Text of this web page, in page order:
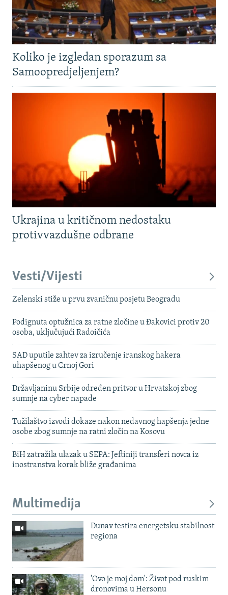
Koliko je izgledan sporazum sa
Samoopredjeljenjem?
Ukrajina u kritičnom nedostaku
protivvazdušne odbrane
Vesti/Vijesti
Zelenski stiže u prvu zvaničnu posjetu Beogradu
Podignuta optužnica za ratne zločine u Đakovici protiv 20
osoba, uključujući Radoičića
SAD uputile zahtev za izručenje iranskog hakera
uhapšenog u Crnoj Gori
Državljaninu Srbije određen pritvor u Hrvatskoj zbog
sumnje na cyber napade
Tužilaštvo izvodi dokaze nakon nedavnog hapšenja jedne
osobe zbog sumnje na ratni zločin na Kosovu
BiH zatražila ulazak u SEPA: Jeftiniji transferi novca iz
inostranstva korak bliže građanima
Multimedija
Dunav testira energetsku stabilnost
regiona
'Ovo je moj dom': Život pod ruskim
dronovima u Hersonu